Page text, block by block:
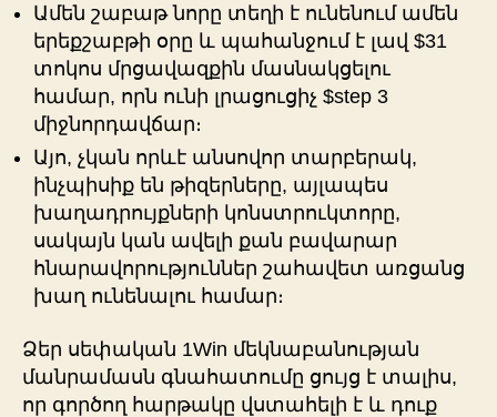
Ամեն շաբաթ նորը տեղի է ունենում ամեն
երեքշաբթի օրը և պահանջում է լավ $31
տոկոս մրցավազքին մասնակցելու
համար, որն ունի լրացուցիչ $step 3
միջնորդավճար։
Այո, չկան որևէ անսովոր տարբերակ,
ինչպիսիք են թիզերները, այլապես
խաղադրույքների կոնստրուկտորը,
սակայն կան ավելի քան բավարար
հնարավորություններ շահավետ առցանց
խաղ ունենալու համար։
Ձեր սեփական 1Win մեկնաբանության
մանրամասն գնահատումը ցույց է տալիս,
որ գործող հարթակը վստահելի է և դուք